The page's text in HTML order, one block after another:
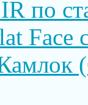
по
Face